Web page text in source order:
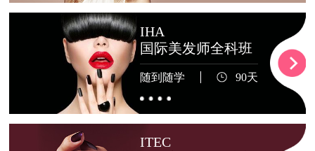
IHA
国际美发师全科班
随到随学 90天
ITEC